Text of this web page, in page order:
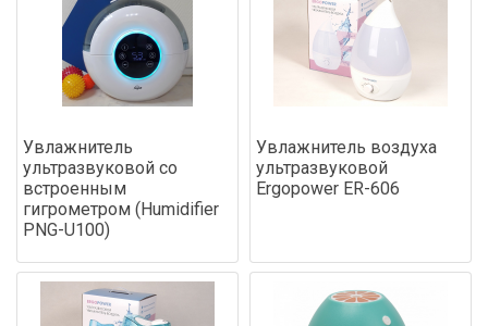
Увлажнитель
ультразвуковой со
встроенным
гигрометром (Humidifier
PNG-U100)
Увлажнитель воздуха
ультразвуковой
Ergopower ER-606